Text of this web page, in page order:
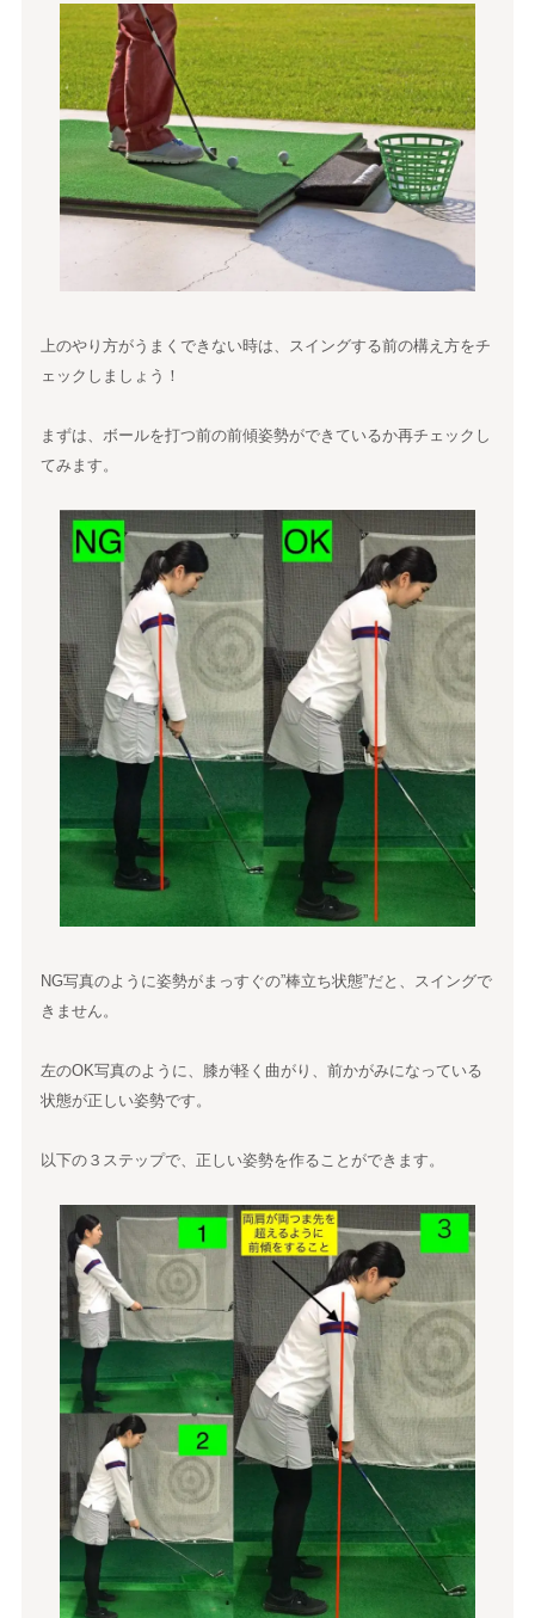
上のやり方がうまくできない時は、スイングする前の構え方をチ
ェックしましょう！
まずは、ボールを打つ前の前傾姿勢ができているか再チェックし
てみます。
NG写真のように姿勢がまっすぐの”棒立ち状態”だと、スイングで
きません。
左のOK写真のように、膝が軽く曲がり、前かがみになっている
状態が正しい姿勢です。
以下の３ステップで、正しい姿勢を作ることができます。